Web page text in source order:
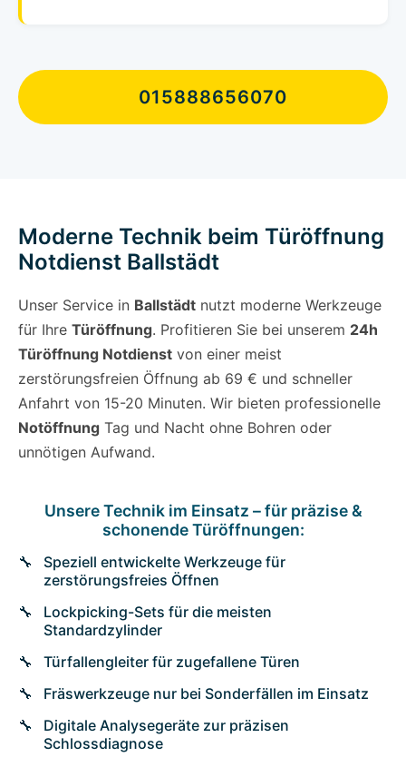
015888656070
Moderne Technik beim Türöffnung
Notdienst Ballstädt
Unser Service in Ballstädt nutzt moderne Werkzeuge
für Ihre Türöffnung. Profitieren Sie bei unserem 24h
Türöffnung Notdienst von einer meist
zerstörungsfreien Öffnung ab 69 € und schneller
Anfahrt von 15-20 Minuten. Wir bieten professionelle
Notöffnung Tag und Nacht ohne Bohren oder
unnötigen Aufwand.
Unsere Technik im Einsatz – für präzise &
schonende Türöffnungen:
Speziell entwickelte Werkzeuge für
zerstörungsfreies Öffnen
Lockpicking-Sets für die meisten
Standardzylinder
Türfallengleiter für zugefallene Türen
Fräswerkzeuge nur bei Sonderfällen im Einsatz
Digitale Analysegeräte zur präzisen
Schlossdiagnose